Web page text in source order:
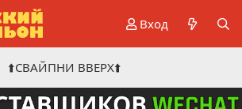
Вход
⬆️СВАЙПНИ ВВЕРХ⬆️